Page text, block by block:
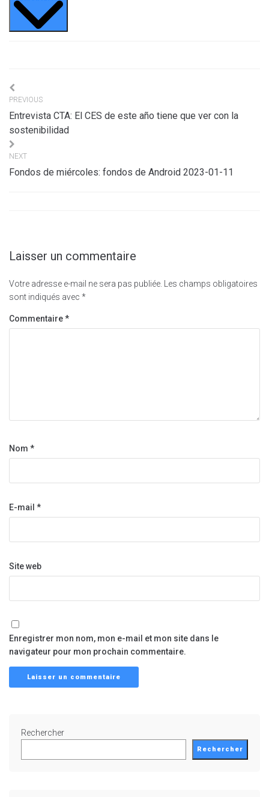
Navigation
de
l’article
PREVIOUS
Entrevista CTA: El CES de este año tiene que ver con la
sostenibilidad
NEXT
Fondos de miércoles: fondos de Android 2023-01-11
Laisser un commentaire
Votre adresse e-mail ne sera pas publiée.
Les champs obligatoires
sont indiqués avec *
Commentaire*
Nom *
E-mail *
Site web
Enregistrer mon nom, mon e-mail et mon site dans le
navigateur pour mon prochain commentaire.
Rechercher
Rechercher